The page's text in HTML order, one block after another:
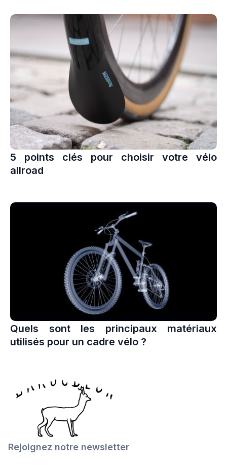
5 points clés pour choisir votre vélo
allroad
Quels sont les principaux matériaux
utilisés pour un cadre vélo ?
Rejoignez notre newsletter